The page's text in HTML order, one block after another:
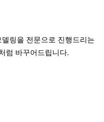
링을 전문으로 진행드리는
럼 바꾸어드립니다.